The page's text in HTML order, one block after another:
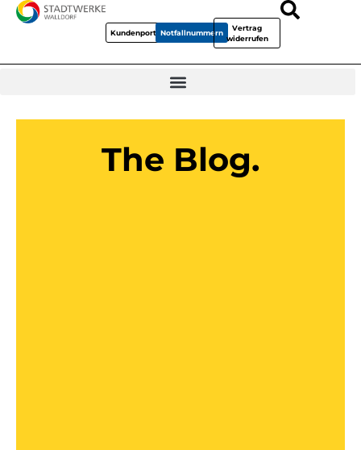
KundenportalNotfallnummern
Vertrag
widerrufen
The Blog.